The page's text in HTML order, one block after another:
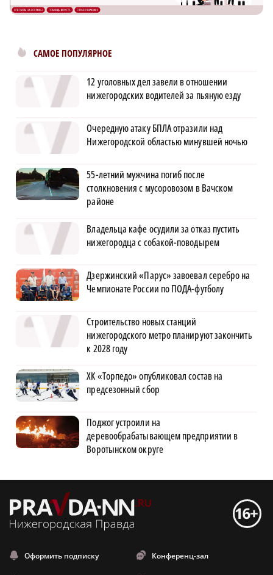
САМОЕ ПОПУЛЯРНОЕ
12 уголовных дел завели в отношении
нижегородских водителей за пьяную езду
Очередную атаку БПЛА отразили над
Нижегородской областью минувшей ночью
55-летний мужчина погиб после
столкновения с мусоровозом в Вачском
районе
Владельца кафе осудили за отказ пустить
нижегородца с собакой-поводырем
Дзержинский «Парус» завоевал серебро на
Чемпионате России по ПОДА-футболу
Строительство новых станций
нижегородского метро планируют закончить
к 2028 году
ХК «Торпедо» опубликовал состав на
предсезонный сбор
Поджог устроили на
деревообрабатывающем предприятии в
Воротынском округе
Оформить подписку Конференц-зал